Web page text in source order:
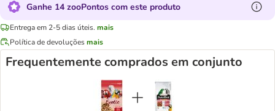
Ganhe 14 zooPontos com este produto
Entrega em 2-5 dias úteis. mais
Política de devoluçõesmais
Frequentemente comprados em conjunto